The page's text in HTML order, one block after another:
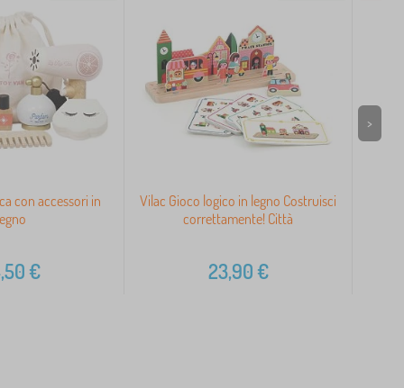
con accessori in
€
Vilac Gioco logico in legno Costruisci
correttamente! Città
23,90€
>